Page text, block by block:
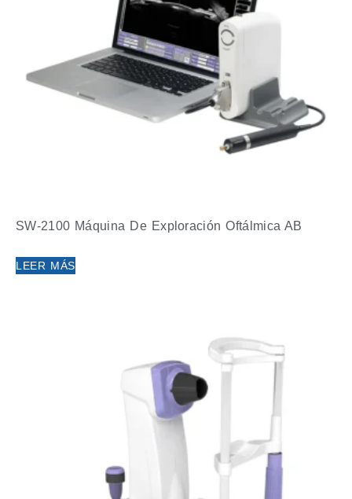
SW-2100 Máquina De Exploración Oftálmica AB
LEER MÁS